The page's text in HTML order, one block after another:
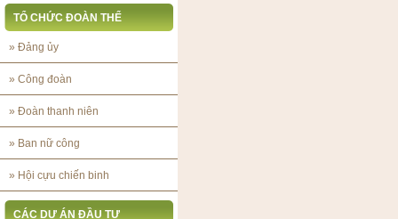
TỔ CHỨC ĐOÀN THỂ
» Đảng ủy
» Công đoàn
» Đoàn thanh niên
» Ban nữ công
» Hội cựu chiến binh
CÁC DỰ ÁN ĐẦU TƯ